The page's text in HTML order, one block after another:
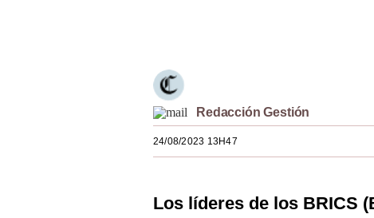
Redacción Gestión
24/08/2023 13H47
Los líderes de los BRICS